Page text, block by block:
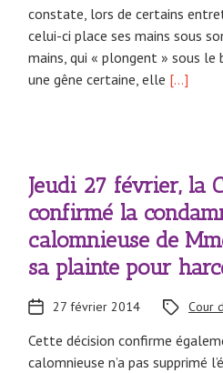
constate, lors de certains
celui-ci place ses mains sous
mains, qui « plongent » sous le
une gêne certaine, elle […]
Jeudi 27 février, la
confirmé la
calomnieuse de
sa plainte pour
Cette décision confirme
calomnieuse n’a pas supprimé
27 février 2014 Cour